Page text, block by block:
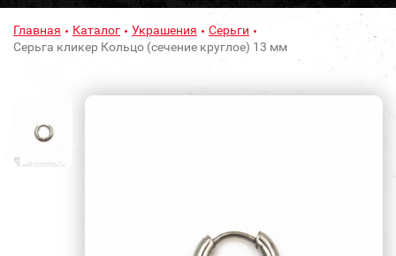
Главная Каталог Украшения
Серьги
Серьга кликер Кольцо (сечение круглое) 13 мм